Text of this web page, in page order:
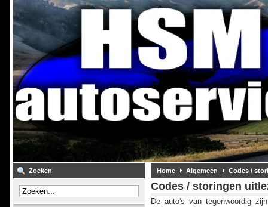
Zoeken Home Algemeen Codes /
Codes / storingen
De auto's van tegenwoordig